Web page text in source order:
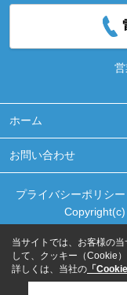
営
ホーム
お問い合わせ
プライバシーポリシー
当サイトでは、お客様の
して、クッキー（Cookie
詳しくは、当社の 「